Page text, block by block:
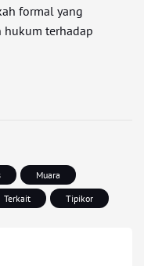
formal yang
hukum terhadap
Muara
Terkait Tipikor